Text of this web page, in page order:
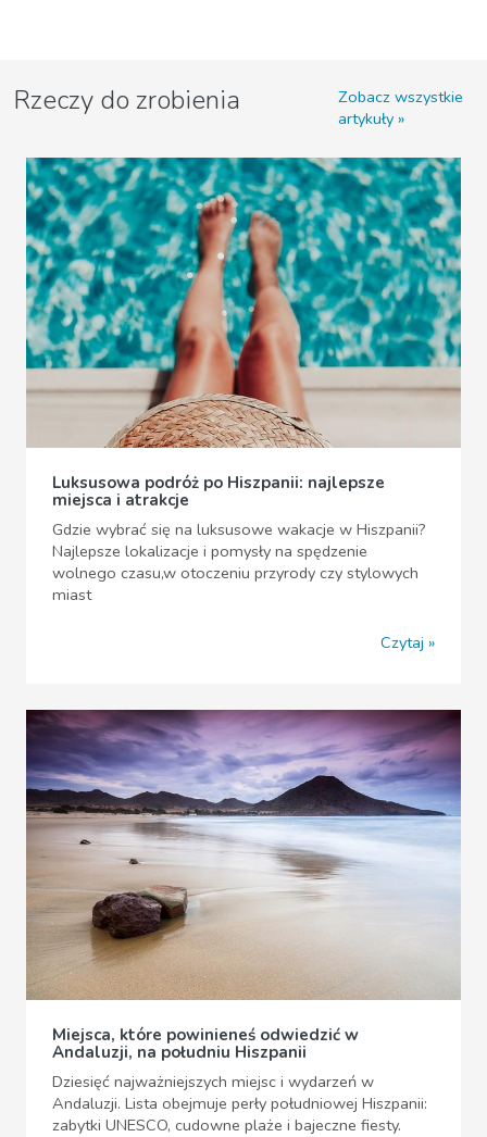
Rzeczy do zrobienia
Zobacz wszystkie
artykuły
Luksusowa podróż po Hiszpanii: najlepsze
miejsca i atrakcje
Gdzie wybrać się na luksusowe wakacje w Hiszpanii?
Najlepsze lokalizacje i pomysły na spędzenie
wolnego czasu,w otoczeniu przyrody czy stylowych
miast
Czytaj
Miejsca, które powinieneś odwiedzić w
Andaluzji, na południu Hiszpanii
Dziesięć najważniejszych miejsc i wydarzeń w
Andaluzji. Lista obejmuje perły południowej Hiszpanii:
zabytki UNESCO, cudowne plaże i bajeczne fiesty.